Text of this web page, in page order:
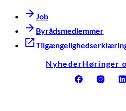
Job
Byrådsmedlemmer
NyhederHøringer